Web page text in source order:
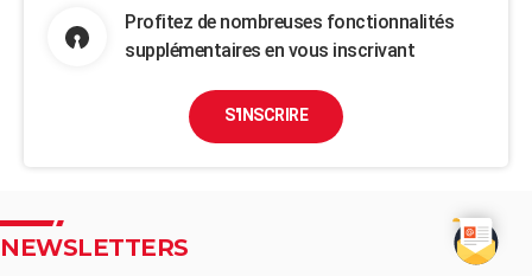
Profitez de nombreuses fonctionnalités
supplémentaires en vous inscrivant
S'INSCRIRE
NEWSLETTERS